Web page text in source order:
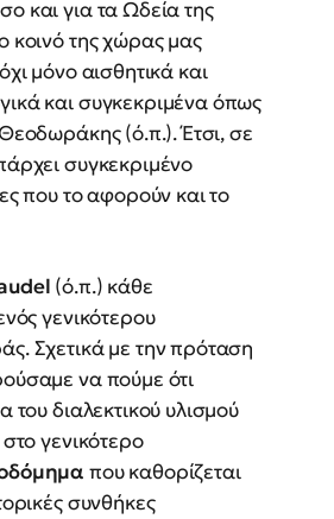
και για τα Ωδεία της
κοινό της χώρας μας
μόνο αισθητικά και
και συγκεκριμένα όπως
(ό.π.). Έτσι, σε
συγκεκριμένο
που το αφορούν και το
(ό.π.) κάθε
γενικότερου
Σχετικά με την πρόταση
να πούμε ότι
του διαλεκτικού υλισμού
γενικότερο
που καθορίζεται
συνθήκες